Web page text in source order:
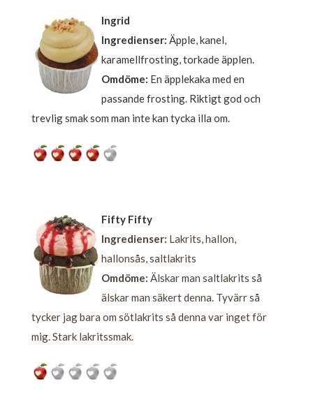
Ingrid
Ingredienser: Äpple, kanel,
karamellfrosting, torkade äpplen.
Omdöme: En äpplekaka med en
passande frosting. Riktigt god och
trevlig smak som man inte kan tycka illa om.
Fifty Fifty
Ingredienser: Lakrits, hallon,
hallonsås, saltlakrits
Omdöme: Älskar man saltlakrits så
älskar man säkert denna. Tyvärr så
tycker jag bara om sötlakrits så denna var inget för
mig. Stark lakritssmak.